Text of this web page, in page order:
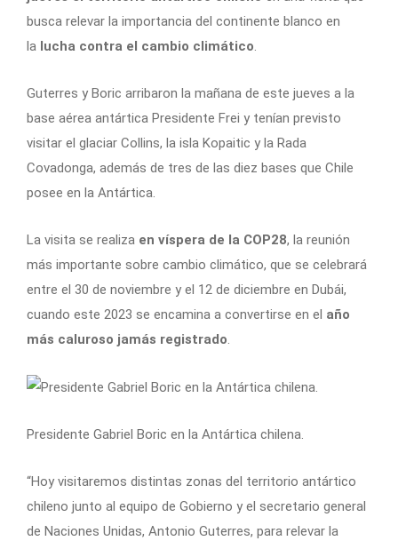
busca relevar la importancia del continente blanco en
la lucha contra el cambio climático.
Guterres y Boric arribaron la mañana de este jueves a la
base aérea antártica Presidente Frei y tenían previsto
visitar el glaciar Collins, la isla Kopaitic y la Rada
Covadonga, además de tres de las diez bases que Chile
posee en la Antártica.
La visita se realiza en víspera de la COP28, la reunión
más importante sobre cambio climático, que se celebrará
entre el 30 de noviembre y el 12 de diciembre en Dubái,
cuando este 2023 se encamina a convertirse en el año
más caluroso jamás registrado.
Presidente Gabriel Boric en la Antártica chilena.
“Hoy visitaremos distintas zonas del territorio antártico
chileno junto al equipo de Gobierno y el secretario general
de Naciones Unidas, Antonio Guterres, para relevar la